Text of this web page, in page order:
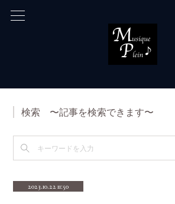
検索 〜記事を検索できます〜
2023.10.22 11:50